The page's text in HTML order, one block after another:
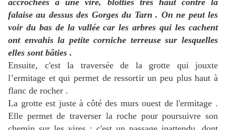
accrochées à une vire, blotties très haut contre la
falaise au dessus des Gorges du Tarn . On ne peut les
voir du bas de la vallée car les arbres qui les cachent
ont envahis la petite corniche terreuse sur lesquelles
elles sont bâties .
Ensuite, c'est la traversée de la grotte qui jouxte
l’ermitage et qui permet de ressortir un peu plus haut à
flanc de rocher .
La grotte est juste à côté des murs ouest de l'ermitage .
Elle permet de traverser la roche pour poursuivre son